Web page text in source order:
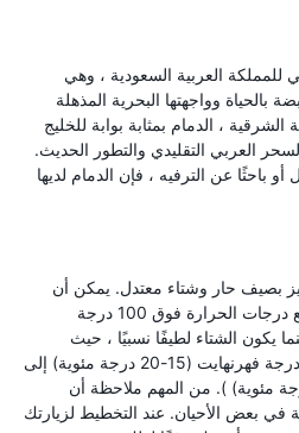
العربية السعودية ، وهي
بالحياة وواجهتها البحرية المذهلة
، الدمام بمثابة بوابة للخليج
العربي التقليدي والتطور الحديث.
عن الترفيه ، فإن الدمام لديها
بصيف حار وشتاء معتدل. يمكن أن
يكون الصيف حارقًا ، حيث ترتفع درجات الحرارة فوق 100 درجة
، بينما يكون الشتاء لطيفًا نسبيًا ، حيث
تتراوح درجات الحرارة من 60 درجة فهرنهايت (15-20 درجة مئوية) إلى
فهرنهايت (25-30 درجة مئوية) ). من المهم ملاحظة أن
في بعض الأحيان. عند التخطيط لزيارتك